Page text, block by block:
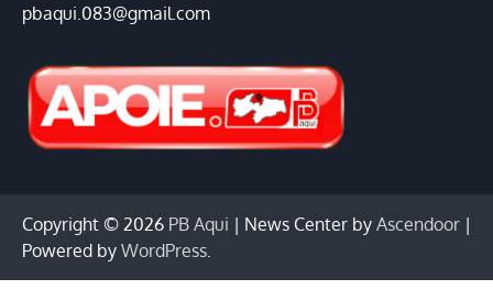
pbaqui.083@gmail.com
Copyright © 2026 PB Aqui | News Center by Ascendoor |
Powered by WordPress